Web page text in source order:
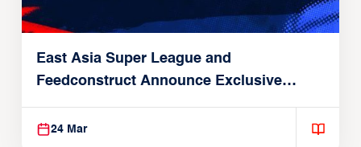
East Asia Super League and
Feedconstruct Announce Exclusive
Global Partnership
24 Mar